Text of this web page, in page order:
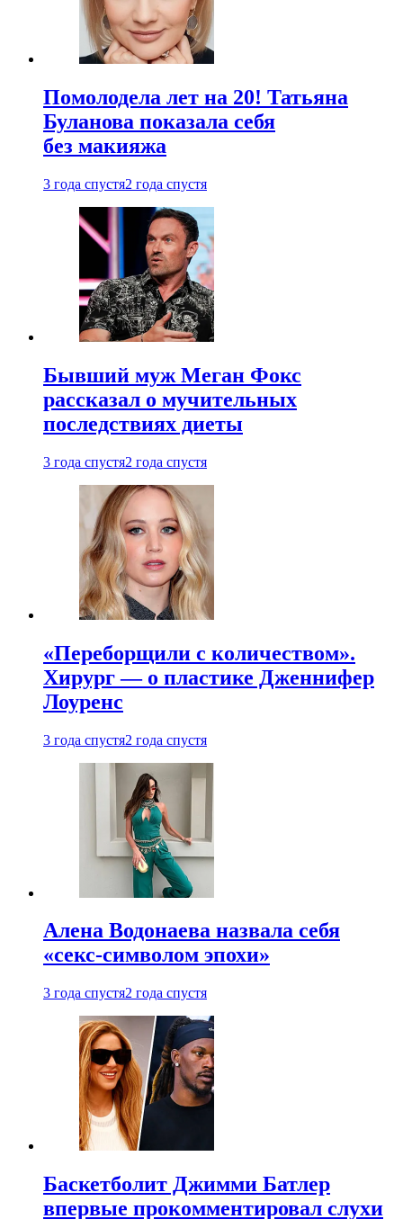
Помолодела лет на 20! Татьяна
Буланова показала себя
без макияжа
3 года спустя2 года спустя
Бывший муж Меган Фокс
рассказал о мучительных
последствиях диеты
3 года спустя2 года спустя
«Переборщили с количеством».
Хирург — о пластике Дженнифер
Лоуренс
3 года спустя2 года спустя
Алена Водонаева назвала себя
«секс-символом эпохи»
3 года спустя2 года спустя
Баскетболит Джимми Батлер
впервые прокомментировал слухи